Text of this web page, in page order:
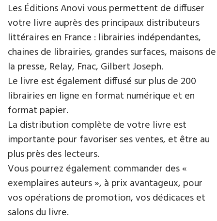
Les Éditions Anovi vous permettent de diffuser
votre livre auprès des principaux distributeurs
littéraires en France : librairies indépendantes,
chaines de librairies, grandes surfaces, maisons de
la presse, Relay, Fnac, Gilbert Joseph.
Le livre est également diffusé sur plus de 200
librairies en ligne en format numérique et en
format papier.
La distribution complète de votre livre est
importante pour favoriser ses ventes, et être au
plus près des lecteurs.
Vous pourrez également commander des «
exemplaires auteurs », à prix avantageux, pour
vos opérations de promotion, vos dédicaces et
salons du livre.